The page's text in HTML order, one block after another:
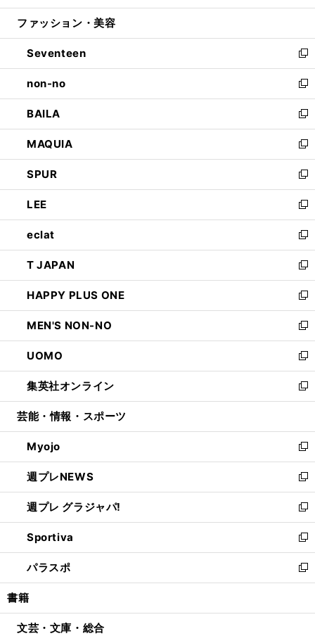
開
ウ
開
く
ン
ウ
で
開
く
ウ
ン
ド
ウ
で
開
く
ファッション・美容
Seventeen
新
し
い
ウ
ィ
ン
ド
ウ
で
開
く
non-no
新
し
い
ウ
ィ
ン
ド
ウ
で
開
く
BAILA
新
し
い
ウ
ィ
ン
ド
ウ
で
開
く
MAQUIA
新
し
い
ウ
ィ
ン
ド
ウ
で
開
く
SPUR
新
し
い
ウ
ィ
ン
ド
ウ
で
開
く
LEE
新
し
い
ウ
ィ
ン
ド
ウ
で
開
く
eclat
新
し
い
ウ
ィ
ン
ド
ウ
で
開
く
T JAPAN
新
し
い
ウ
ィ
ン
ド
ウ
で
開
HAPPY PLUS ONE
新
し
い
ウ
ィ
ン
ド
ウ
開
く
MEN'S NON-NO
新
し
い
ウ
ィ
ン
ウ
で
開
く
UOMO
新
し
い
ウ
ン
ド
ウ
で
開
く
集英社オンライン
新
し
ウ
ィ
ン
ド
ウ
で
開
く
芸能・情報・スポーツ
Myojo
新
し
い
ウ
ィ
ン
ド
ウ
で
開
週プレNEWS
新
し
い
ウ
ィ
ン
ド
ウ
開
週プレ グラジャパ!
新
し
い
ウ
ィ
ン
ウ
Sportiva
新
し
い
ウ
ン
パラスポ
新
し
ウ
書籍
文芸・文庫・総合